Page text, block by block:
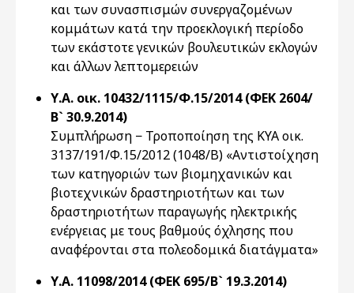
και των συνασπισμών συνεργαζομένων
κομμάτων κατά την προεκλογική περίοδο
των εκάστοτε γενικών βουλευτικών εκλογών
και άλλων λεπτομερειών
Υ.Α. οικ. 10432/1115/Φ.15/2014 (ΦΕΚ 2604/
Β` 30.9.2014)
Συμπλήρωση − Τροποποίηση της ΚΥΑ οικ.
3137/191/Φ.15/2012 (1048/Β) «Αντιστοίχηση
των κατηγοριών των βιομηχανικών και
βιοτεχνικών δραστηριοτήτων και των
δραστηριοτήτων παραγωγής ηλεκτρικής
ενέργειας με τους βαθμούς όχλησης που
αναφέρονται στα πολεοδομικά διατάγματα»
Υ.Α. 11098/2014 (ΦΕΚ 695/Β` 19.3.2014)